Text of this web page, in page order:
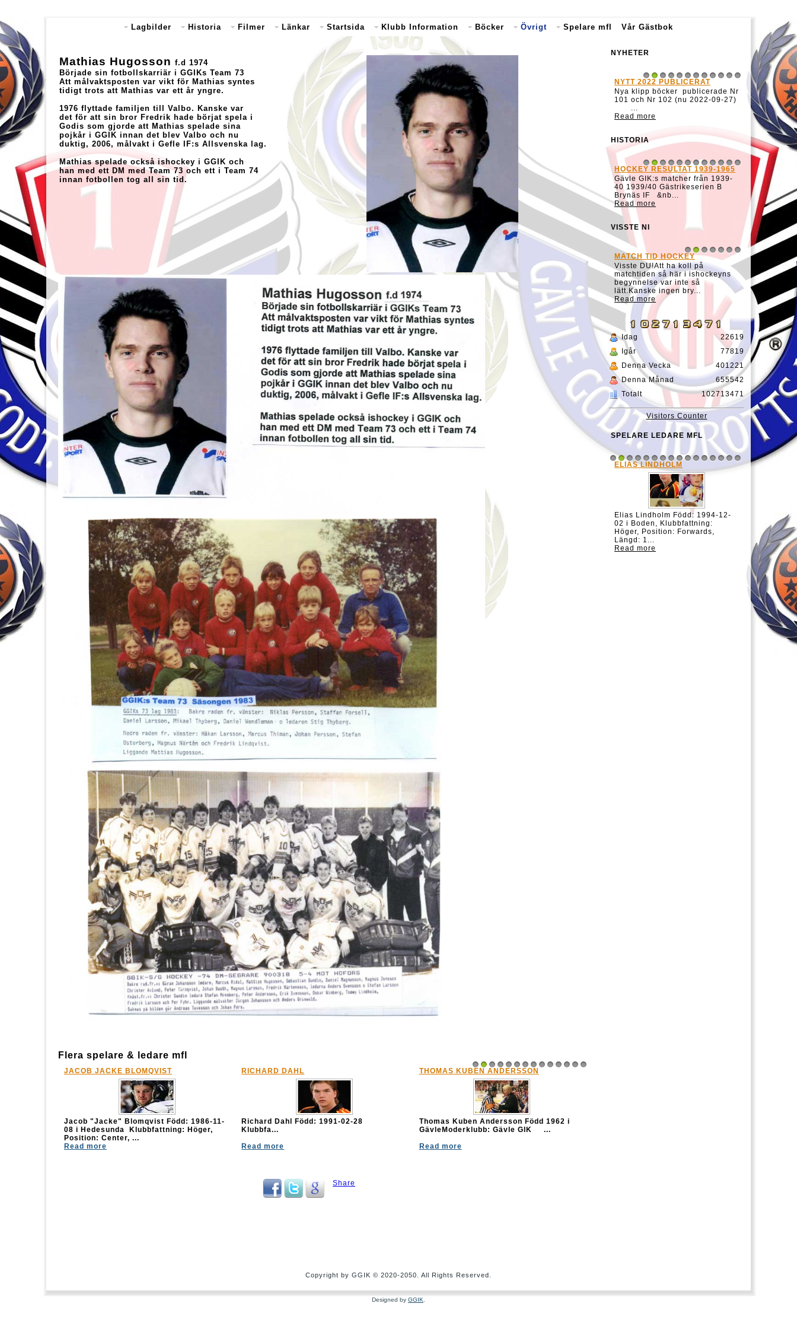
Lagbilder Historia Filmer Länkar Startsida Klubb Information Böcker Övrigt Spelare mfl Vår Gästbok
Mathias Hugosson f.d 1974
Började sin fotbollskarriär i GGIKs Team 73
Att målvaktsposten var vikt för Mathias syntes
tidigt trots att Mathias var ett år yngre.
1976 flyttade familjen till Valbo. Kanske var
det för att sin bror Fredrik hade börjat spela i
Godis som gjorde att Mathias spelade sina
pojkår i GGIK innan det blev Valbo och nu
duktig, 2006, målvakt i Gefle IF:s Allsvenska lag.
Mathias spelade också ishockey i GGIK och
han med ett DM med Team 73 och ett i Team 74
innan fotbollen tog all sin tid.
Flera spelare & ledare mfl
1 2 3 4 5 6 7 8 9
JACOB JACKE BLOMQVIST
Jacob "Jacke" Blomqvist Född: 1986-11-
08 i Hedesunda Klubbfattning: Höger,
Position: Center, ...
Read more
RICHARD DAHL
Richard Dahl Född: 1991-02-28
Klubbfa...
Read more
THOMAS KUBEN ANDERSSON
Thomas Kuben Andersson Född 1962 i
GävleModerklubb: Gävle GIK ...
Read more
NYHETER
1 2 3 4 5 6 7 8 9
NYTT 2022 PUBLICERAT
Nya klipp böcker publicerade Nr
101 och Nr 102 (nu 2022-09-27)
...
Read more
HISTORIA
1 2 3 4 5 6 7 8 9 101112
HOCKEY RESULTAT 1939-1965
Gävle GIK:s matcher från 1939-
40 1939/40 Gästrikeserien B
Brynäs IF &nb...
Read more
VISSTE NI
1 2 3 4 5 6
MATCH TID HOCKEY
Visste DU!Att ha koll på
matchtiden så här i ishockeyns
begynnelse var inte så
lätt.Kanske ingen bry...
Read more
Idag
Igår
Denna Vecka
Denna Månad
Totalt
22619
77819
401221
655542
102713471
Visitors Counter
SPELARE LEDARE MFL
2 3 4 5 6 7 8 9 1516
ELIAS LINDHOLM
Elias Lindholm Född: 1994-12-
02 i Boden, Klubbfattning:
Höger, Position: Forwards,
Längd: 1...
Read more
Share
Copyright by GGIK © 2020-2050. All Rights Reserved.
Designed by GGIK